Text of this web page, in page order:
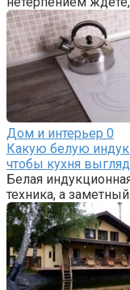
Дом и интерьер 0
Какую белую
чтобы кухня
Белая
техника, а